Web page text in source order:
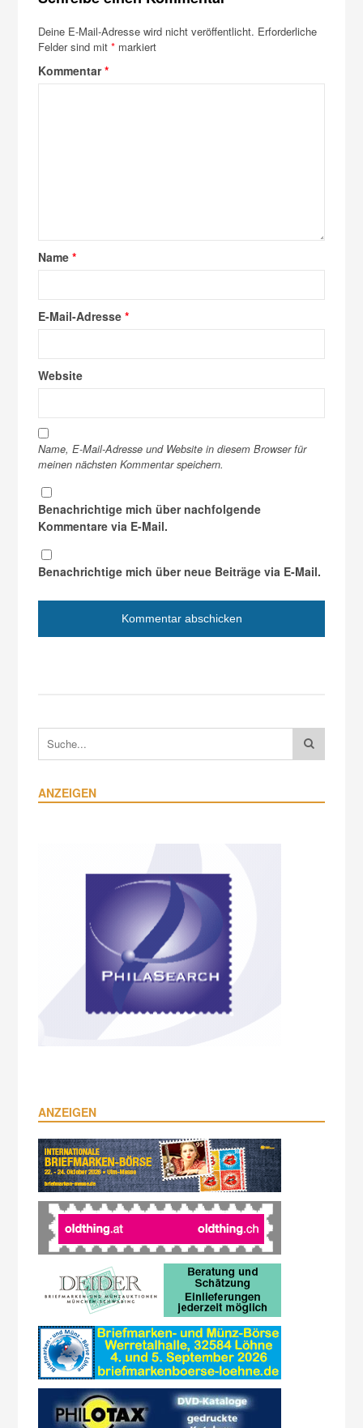
Deine E-Mail-Adresse wird nicht veröffentlicht. Erforderliche
Felder sind mit* markiert
Kommentar*
Name*
E-Mail-Adresse*
Website
Name, E-Mail-Adresse und Website in diesem Browser für
meinen nächsten Kommentar speichern.
Benachrichtige mich über nachfolgende
Kommentare via E-Mail.
Benachrichtige mich über neue Beiträge via E-Mail.
ANZEIGEN
ANZEIGEN